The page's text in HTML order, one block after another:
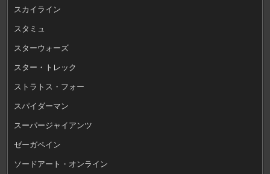
スカイライン
スタミュ
スターウォーズ
スター・トレック
ストラトス・フォー
スパイダーマン
スーパージャイアンツ
ゼーガペイン
ソードアート・オンライン